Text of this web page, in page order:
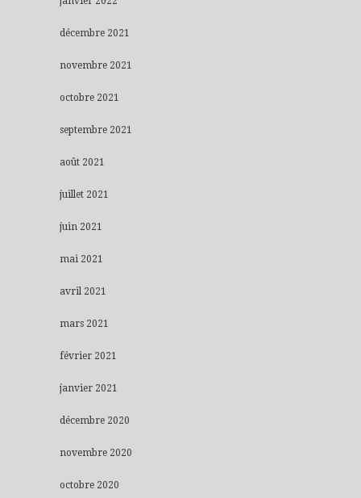
décembre 2021
novembre 2021
octobre 2021
septembre 2021
août 2021
juillet 2021
juin 2021
mai 2021
avril 2021
mars 2021
février 2021
janvier 2021
décembre 2020
novembre 2020
octobre 2020